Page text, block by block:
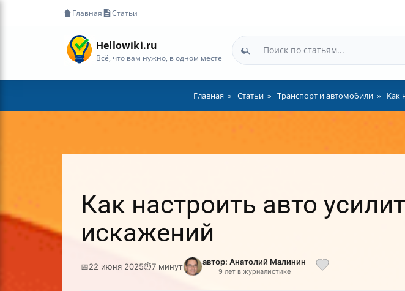
Главная Статьи
Hellowiki.ru
Всё, что вам нужно, в одном месте
Главная Статьи Транспорт и автомобили Как
Как настроить авто
искажений
📅22 июня 2025⏱7 минут автор: Анатолий Малинин
9 лет в журналистике